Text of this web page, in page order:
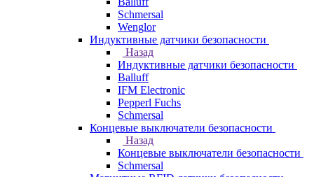
Schmersal
Wenglor
Индуктивные датчики безопасности
Назад
Индуктивные датчики безопасности
Balluff
IFM Electronic
Pepperl Fuchs
Schmersal
Концевые выключатели безопасности
Назад
Концевые выключатели безопасности
Schmersal